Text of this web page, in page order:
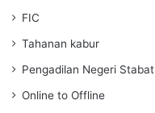
FIC
Tahanan kabur
Pengadilan Negeri Stabat
Online to Offline